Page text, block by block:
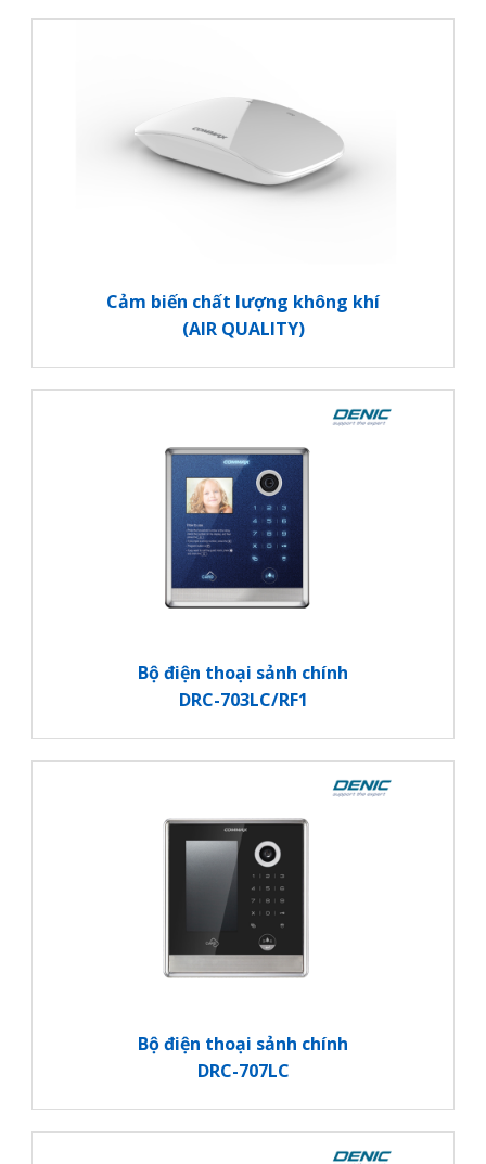
Cảm biến chất lượng không khí
(AIR QUALITY)
Bộ điện thoại sảnh chính
DRC-703LC/RF1
Bộ điện thoại sảnh chính
DRC-707LC